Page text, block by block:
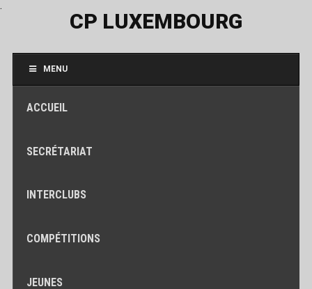
.
CP LUXEMBOURG
MENU
ACCUEIL
SECRÉTARIAT
INTERCLUBS
COMPÉTITIONS
JEUNES